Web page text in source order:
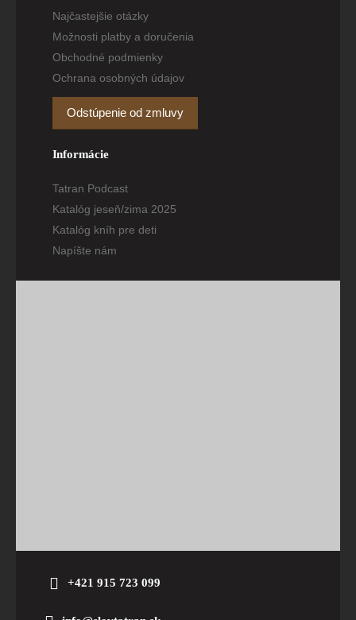
Najčastejšie otázky
Možnosti platby a doručenia
Obchodné podmienky
Ochrana osobných údajov
Odstúpenie od zmluvy
Informácie
Tatran Podcast
Katalóg jeseň/zima 2025
Katalóg kníh pre deti
Napíšte nám
+421 915 723 099